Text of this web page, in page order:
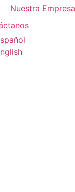
Nuestra Empresa